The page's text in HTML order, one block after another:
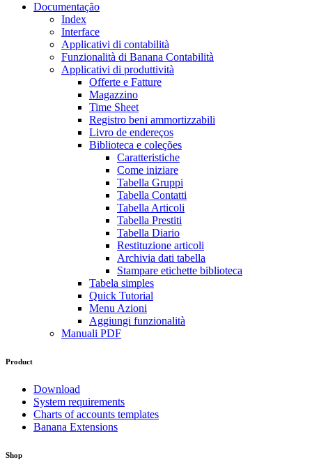
Documentação
Index
Interface
Applicativi di contabilità
Funzionalità di Banana Contabilità
Applicativi di produttività
Offerte e Fatture
Magazzino
Time Sheet
Registro beni ammortizzabili
Livro de endereços
Biblioteca e coleções
Caratteristiche
Come iniziare
Tabella Gruppi
Tabella Contatti
Tabella Articoli
Tabella Prestiti
Tabella Diario
Restituzione articoli
Archivia dati tabella
Stampare etichette biblioteca
Tabela simples
Quick Tutorial
Menu Azioni
Aggiungi funzionalità
Manuali PDF
Product
Download
System requirements
Charts of accounts templates
Banana Extensions
Shop